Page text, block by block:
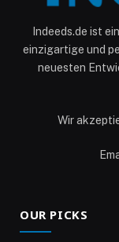
Indeeds.de ist
einzigartige und
neuesten
Wir
OUR PICKS